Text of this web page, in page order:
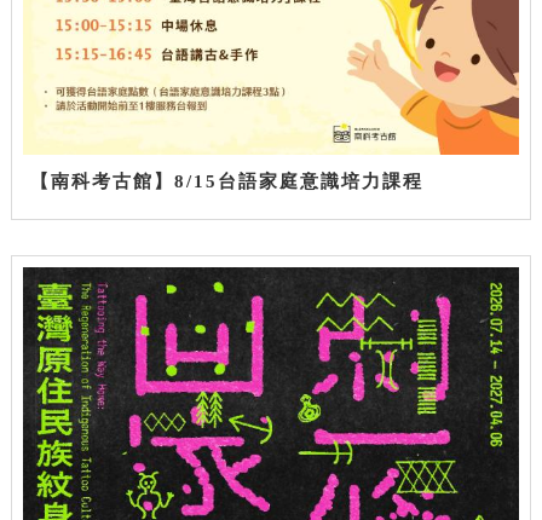
【南科考古館】8/15台語家庭意識培力課程